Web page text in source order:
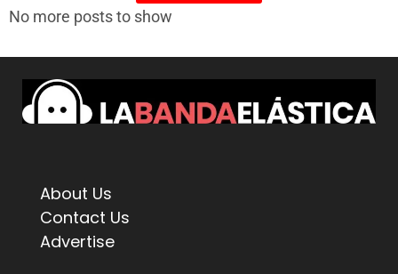
No more posts to show
About Us
Contact Us
Advertise